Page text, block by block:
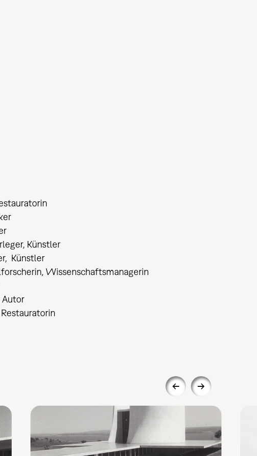
Künstler
Künstler
Wissenschaftsmanagerin
Autor
Restauratorin